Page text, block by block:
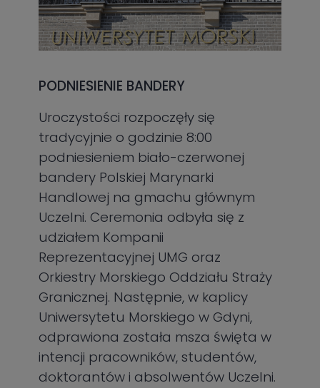
PODNIESIENIE BANDERY
Uroczystości rozpoczęły się
tradycyjnie o godzinie 8:00
podniesieniem biało-czerwonej
bandery Polskiej Marynarki
Handlowej na gmachu głównym
Uczelni. Ceremonia odbyła się z
udziałem Kompanii
Reprezentacyjnej UMG oraz
Orkiestry Morskiego Oddziału Straży
Granicznej. Następnie, w kaplicy
Uniwersytetu Morskiego w Gdyni,
odprawiona została msza święta w
intencji pracowników, studentów,
doktorantów i absolwentów Uczelni.